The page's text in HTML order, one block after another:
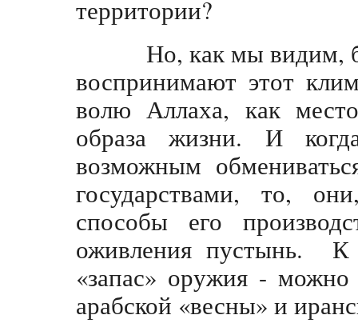
территории?
Но, как мы видим,
воспринимают этот
волю Аллаха, как
образа жизни. И
возможным
государствами, то,
способы его
оживления пустынь. К
«запас» оружия - можно
арабской «весны» и